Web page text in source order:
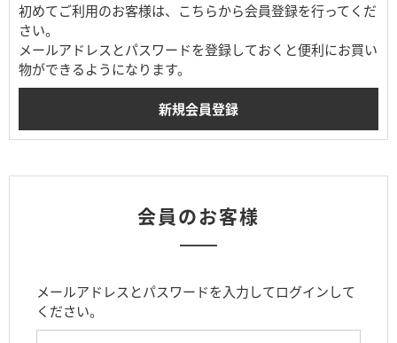
初めてご利用のお客様は、こちらから会員登録を行ってくだ
さい。
メールアドレスとパスワードを登録しておくと便利にお買い
物ができるようになります。
会員のお客様
メールアドレスとパスワードを入力してログインして
ください。